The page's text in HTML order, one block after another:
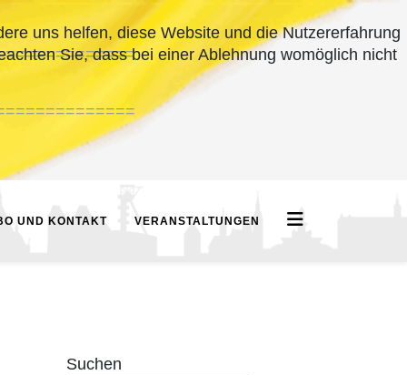
UND KONTAKT VERANSTALTUNGEN
Suchen
uns helfen, diese Website und die Nutzererfahrung
Sie, dass bei einer Ablehnung womöglich nicht